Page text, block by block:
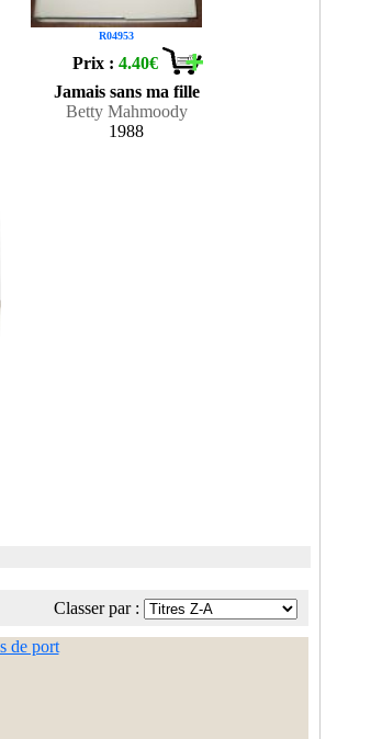
R04953
Prix :4.40€
Jamais sans ma fille
Betty Mahmoody
1988
Classer par :
de port